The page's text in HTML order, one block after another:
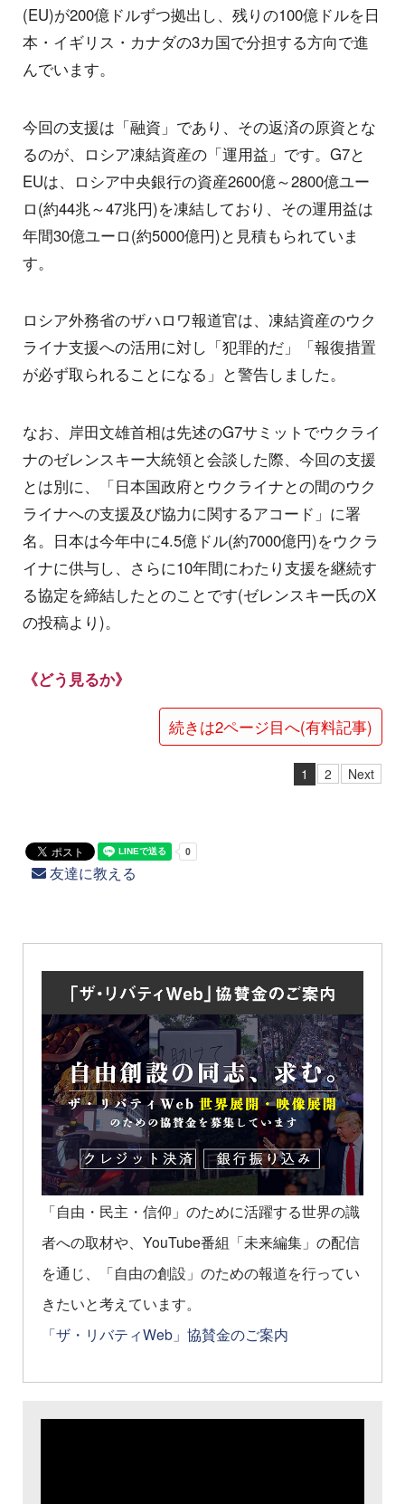
(EU)が200億ドルずつ拠出し、残りの100億ドルを日
本・イギリス・カナダの3カ国で分担する方向で進
んでいます。
今回の支援は「融資」であり、その返済の原資とな
るのが、ロシア凍結資産の「運用益」です。G7と
EUは、ロシア中央銀行の資産2600億～2800億ユー
ロ(約44兆～47兆円)を凍結しており、その運用益は
年間30億ユーロ(約5000億円)と見積もられていま
す。
ロシア外務省のザハロワ報道官は、凍結資産のウク
ライナ支援への活用に対し「犯罪的だ」「報復措置
が必ず取られることになる」と警告しました。
なお、岸田文雄首相は先述のG7サミットでウクライ
ナのゼレンスキー大統領と会談した際、今回の支援
とは別に、「日本国政府とウクライナとの間のウク
ライナへの支援及び協力に関するアコード」に署
名。日本は今年中に4.5億ドル(約7000億円)をウクラ
イナに供与し、さらに10年間にわたり支援を継続す
る協定を締結したとのことです(ゼレンスキー氏のX
の投稿より)。
《どう見るか》
続きは2ページ目へ(有料記事)
1 2 Next
友達に教える
「自由・民主・信仰」のために活躍する世界の識
者への取材や、YouTube番組「未来編集」の配信
を通じ、「自由の創設」のための報道を行ってい
きたいと考えています。
「ザ・リバティWeb」協賛金のご案内